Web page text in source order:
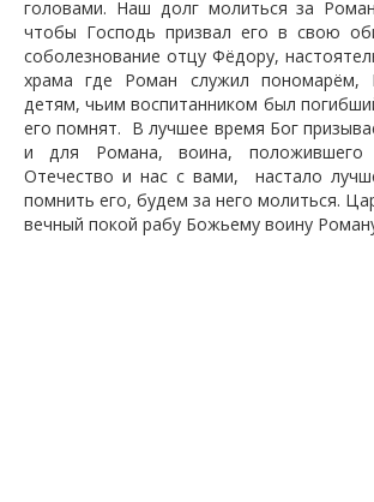
головами. Наш долг молиться за
чтобы Господь призвал его в свою
соболезнование отцу Фёдору,
храма где Роман служил пономарём,
детям, чьим воспитанником был
его помнят. В лучшее время Бог
и для Романа, воина,
Отечество и нас с вами, настало
помнить его, будем за него молиться.
вечный покой рабу Божьему воину